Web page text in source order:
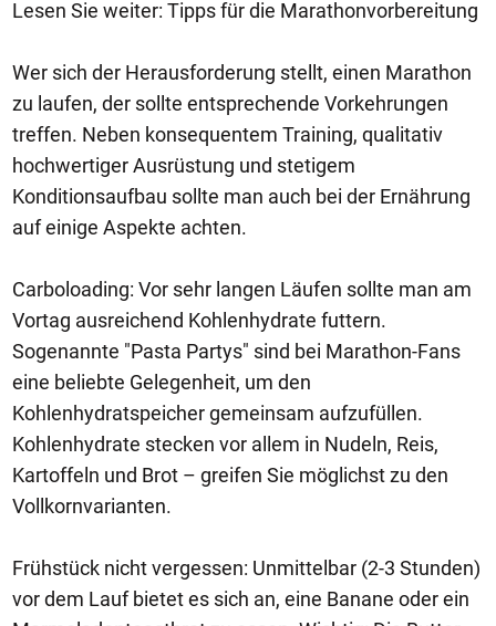
Lesen Sie weiter: Tipps für die Marathonvorbereitung
Wer sich der Herausforderung stellt, einen Marathon
zu laufen, der sollte entsprechende Vorkehrungen
treffen. Neben konsequentem Training, qualitativ
hochwertiger Ausrüstung und stetigem
Konditionsaufbau sollte man auch bei der Ernährung
auf einige Aspekte achten.
Carboloading: Vor sehr langen Läufen sollte man am
Vortag ausreichend Kohlenhydrate futtern.
Sogenannte "Pasta Partys" sind bei Marathon-Fans
eine beliebte Gelegenheit, um den
Kohlenhydratspeicher gemeinsam aufzufüllen.
Kohlenhydrate stecken vor allem in Nudeln, Reis,
Kartoffeln und Brot – greifen Sie möglichst zu den
Vollkornvarianten.
Frühstück nicht vergessen: Unmittelbar (2-3 Stunden)
vor dem Lauf bietet es sich an, eine Banane oder ein